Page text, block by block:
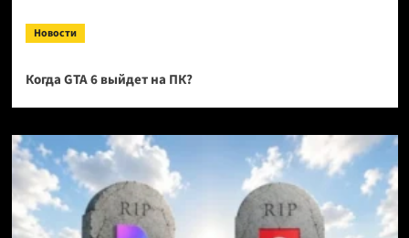
Новости
Когда GTA 6 выйдет на ПК?